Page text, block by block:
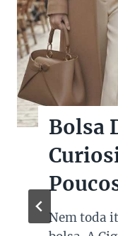
Super
Quando